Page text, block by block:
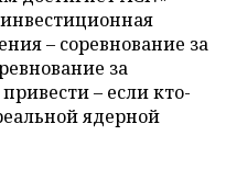
– соревнование за
за
– если кто-
ядерной